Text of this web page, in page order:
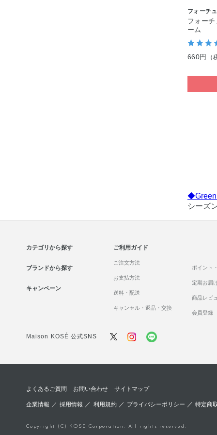
フォーチ
フォー
ーム
660円
◆Green
シーズ
カテゴリから探す
ブランドから探す
キャンペーン
ご利用ガイド
ご注文方法
お支払方法
送料・配送
キャンセル・返品・交換
ポイント
定期お届
商品レビ
会員登録
Maison KOSÉ 公式SNS
よくあるご質問 お問い合わせ サイトマップ
企業情報 ／採用情報 ／ 利用規約／ プライバシーポリシー ／ 特定商
Copyright (C) KOSE Corporation. All rights reserved.